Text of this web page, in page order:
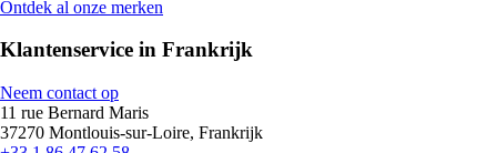
Ontdek al onze merken
Klantenservice in Frankrijk
Neem contact op
11 rue Bernard Maris
37270 Montlouis-sur-Loire, Frankrijk